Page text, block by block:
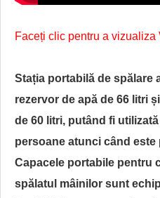
Faceți clic pentru a vizualiza
Stația portabilă de spălare
rezervor de apă de 66 litri
de 60 litri, putând fi
persoane atunci când este
Capacele portabile pentru
spălatul mâinilor sunt